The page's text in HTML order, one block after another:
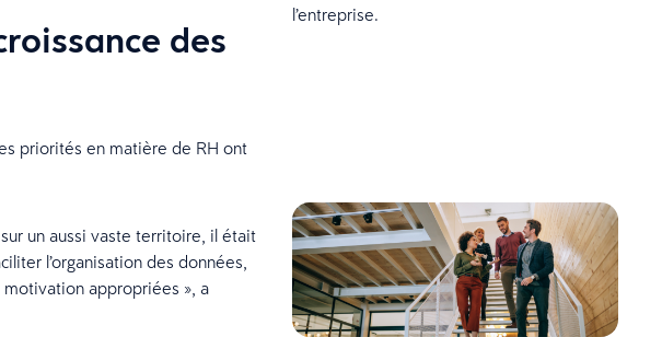
des
priorités en matière de RH ont
un aussi vaste territoire, il était
l’organisation des données,
motivation appropriées », a
l’entreprise.